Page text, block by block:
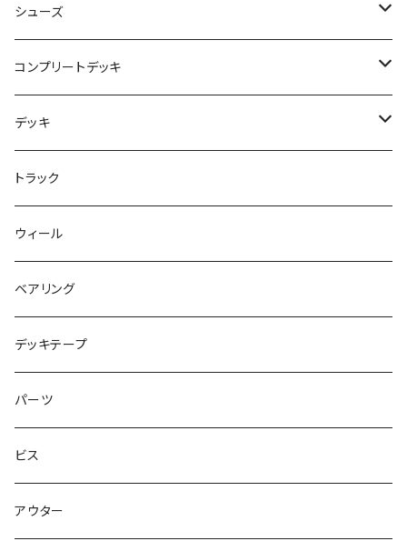
NBD CUSTOMIZED
USED ITEM
Tシャツ
パンツ
キャップ
アウター
シャツ
トップス
スエット
ソックス
シューズ
キッズシューズ
NIKE SB ORANGE LABEL/ISO
NIKE SB ISHOD2
NIKE SB PS8
NIKE SB DUNK
NM933
ゴツいシューズ最高！
Small Shoes
コンプリートデッキ
HI5のパーツセット
エントリーモデルコンプリート
7.7インチ
8インチ
8.2インチ
デッキ
7インチ
7.2インチ
7.3インチ
7.5インチ
7.7インチ
7.8インチ
7.9インチ
トラック
ウィール
ベアリング
デッキテープ
パーツ
ビス
アウター